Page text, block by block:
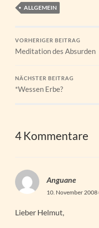
ALLGEMEIN
VORHERIGER BEITRAG
Meditation des Absurden
NÄCHSTER BEITRAG
*Wessen Erbe?
4 Kommentare
Anguane
10. November
Lieber Helmut,